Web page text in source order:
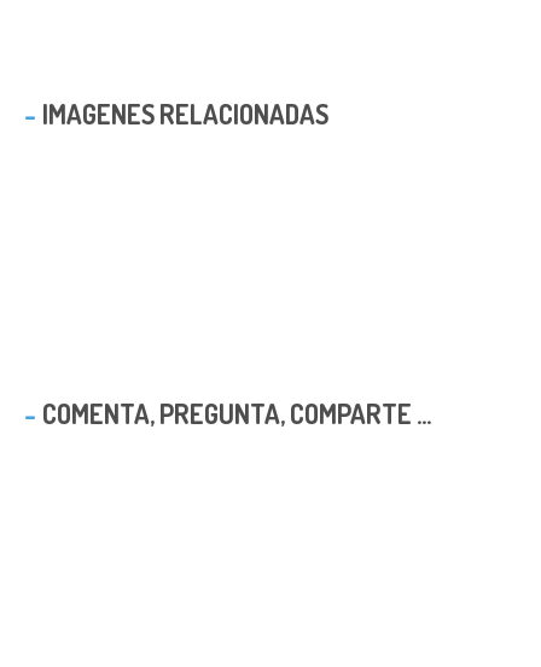
IMAGENES RELACIONADAS
COMENTA, PREGUNTA, COMPARTE ...